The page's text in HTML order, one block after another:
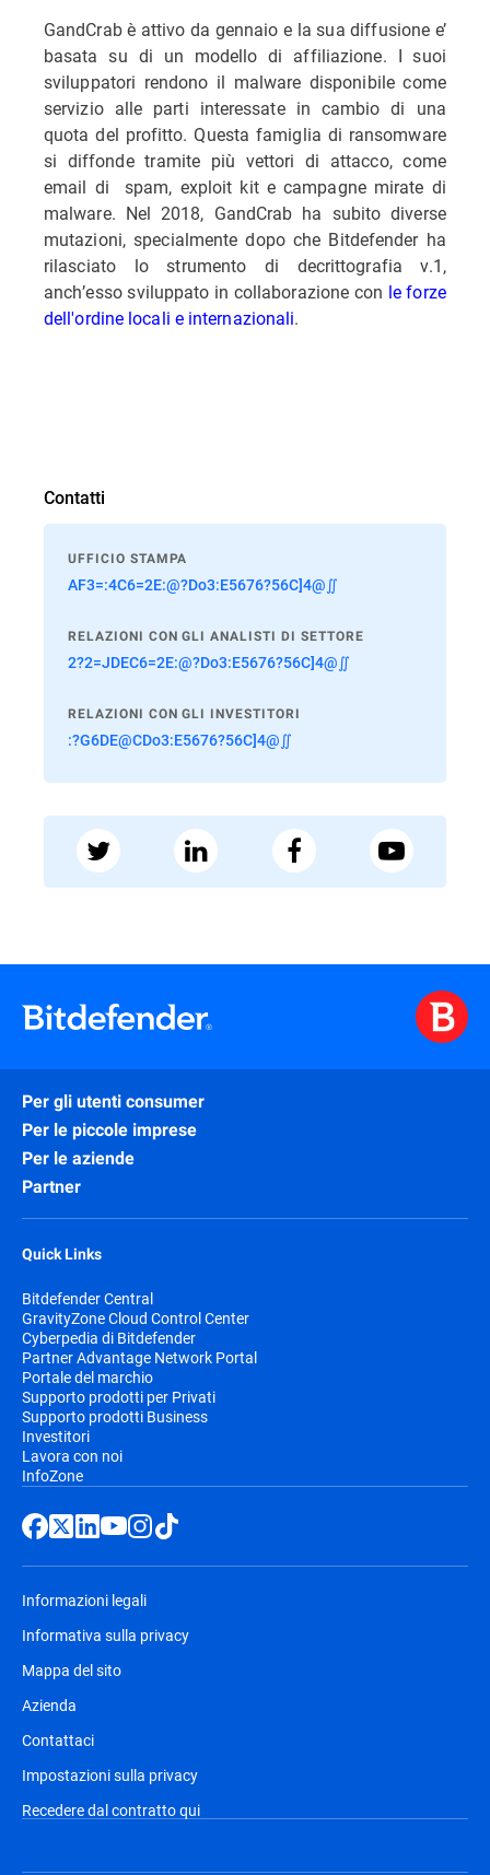
GandCrab è attivo da gennaio e la sua diffusione e’
basata su di un modello di affiliazione. I suoi
sviluppatori rendono il malware disponibile come
servizio alle parti interessate in cambio di una
quota del profitto. Questa famiglia di ransomware
si diffonde tramite più vettori di attacco, come
email di spam, exploit kit e campagne mirate di
malware. Nel 2018, GandCrab ha subito diverse
mutazioni, specialmente dopo che Bitdefender ha
rilasciato lo strumento di decrittografia v.1,
anch’esso sviluppato in collaborazione con le forze
dell'ordine locali e internazionali.
Contatti
UFFICIO STAMPA
AF3=:4C6=2E:@?Do3:E5676?56C]4@∬
RELAZIONI CON GLI ANALISTI DI SETTORE
2?2=JDEC6=2E:@?Do3:E5676?56C]4@∬
RELAZIONI CON GLI INVESTITORI
:?G6DE@CDo3:E5676?56C]4@∬
Per gli utenti consumer
Per le piccole imprese
Per le aziende
Partner
Quick Links
Bitdefender Central
GravityZone Cloud Control Center
Cyberpedia di Bitdefender
Partner Advantage Network Portal
Portale del marchio
Supporto prodotti per Privati
Supporto prodotti Business
Investitori
Lavora con noi
InfoZone
Informazioni legali
Informativa sulla privacy
Mappa del sito
Azienda
Contattaci
Impostazioni sulla privacy
Recedere dal contratto qui